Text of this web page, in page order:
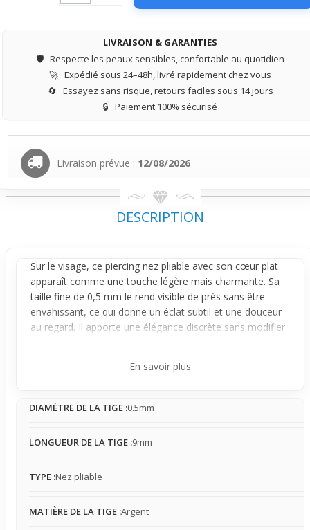
LIVRAISON & GARANTIES
🛡️ Respecte les peaux sensibles, confortable au quotidien
🚀 Expédié sous 24–48h, livré rapidement chez vous
🔄 Essayez sans risque, retours faciles sous 14 jours
🔒 Paiement 100% sécurisé
Livraison prévue : 12/08/2026
DESCRIPTION
Sur le visage, ce piercing nez pliable avec son cœur plat
apparaît comme une touche légère mais charmante. Sa
taille fine de 0,5 mm le rend visible de près sans être
envahissant, ce qui donne un éclat subtil et une douceur
au regard. Il apporte une élégance discrète sans modifier
stabilité une fois en place. Il offre peu de mouvement, se
difficulté. Sa légèreté permet une sensation naturelle tout
parfaitement à ceux qui recherchent un accessoire discret
mais élégant. Il se combine aisément avec différents
En savoir plus
DIAMÈTRE DE LA TIGE :0.5mm
LONGUEUR DE LA TIGE :9mm
TYPE :Nez pliable
MATIÈRE DE LA TIGE :Argent